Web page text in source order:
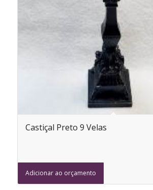
Castiçal Preto 9 Velas
Adicionar ao orçamento